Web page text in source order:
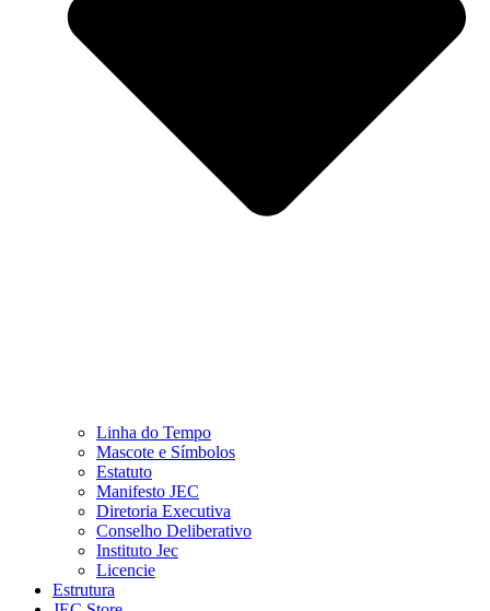
Linha do Tempo
Mascote e Símbolos
Estatuto
Manifesto JEC
Diretoria Executiva
Conselho Deliberativo
Instituto Jec
Licencie
Estrutura